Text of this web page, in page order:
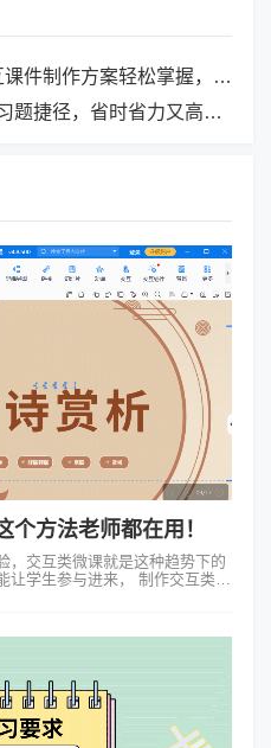
作方案轻松掌握，你敢尝试吗？
捷径，省时省力又高效！
方法老师都在用！
，交互类微课就是这种趋势下的
让学生参与进来， 制作交互类微